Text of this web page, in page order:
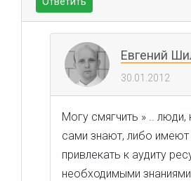
Евгений
30.01.2012
Могу смягчить » ..
сами знают, либо
привлекать к аудиту
необходимыми